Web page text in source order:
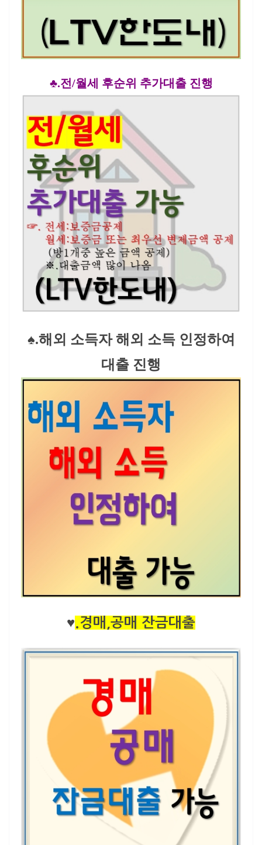
♣.전/월세 후순위 추가대출 진행
♠.해외 소득자 해외 소득 인정하여
대출 진행
♥.경매,공매 잔금대출